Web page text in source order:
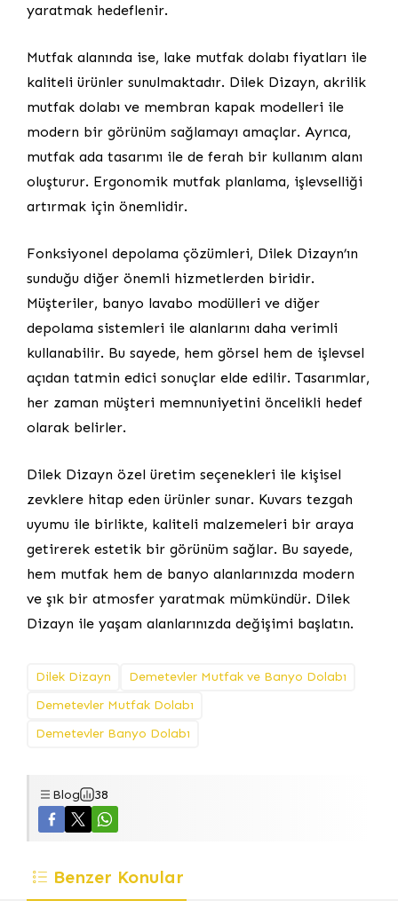
yaratmak hedeflenir.
Mutfak alanında ise, lake mutfak dolabı fiyatları ile
kaliteli ürünler sunulmaktadır. Dilek Dizayn, akrilik
mutfak dolabı ve membran kapak modelleri ile
modern bir görünüm sağlamayı amaçlar. Ayrıca,
mutfak ada tasarımı ile de ferah bir kullanım alanı
oluşturur. Ergonomik mutfak planlama, işlevselliği
artırmak için önemlidir.
Fonksiyonel depolama çözümleri, Dilek Dizayn’ın
sunduğu diğer önemli hizmetlerden biridir.
Müşteriler, banyo lavabo modülleri ve diğer
depolama sistemleri ile alanlarını daha verimli
kullanabilir. Bu sayede, hem görsel hem de işlevsel
açıdan tatmin edici sonuçlar elde edilir. Tasarımlar,
her zaman müşteri memnuniyetini öncelikli hedef
olarak belirler.
Dilek Dizayn özel üretim seçenekleri ile kişisel
zevklere hitap eden ürünler sunar. Kuvars tezgah
uyumu ile birlikte, kaliteli malzemeleri bir araya
getirerek estetik bir görünüm sağlar. Bu sayede,
hem mutfak hem de banyo alanlarınızda modern
ve şık bir atmosfer yaratmak mümkündür. Dilek
Dizayn ile yaşam alanlarınızda değişimi başlatın.
Dilek Dizayn
Demetevler Mutfak ve Banyo Dolabı
Demetevler Mutfak Dolabı
Demetevler Banyo Dolabı
Blog 38
Benzer Konular